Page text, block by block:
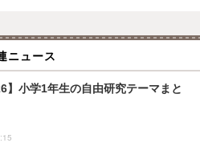
ニュース
】小学1年生の自由研究テーマまと